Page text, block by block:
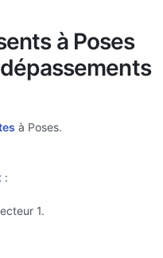
à Poses
à Poses.
:
1.